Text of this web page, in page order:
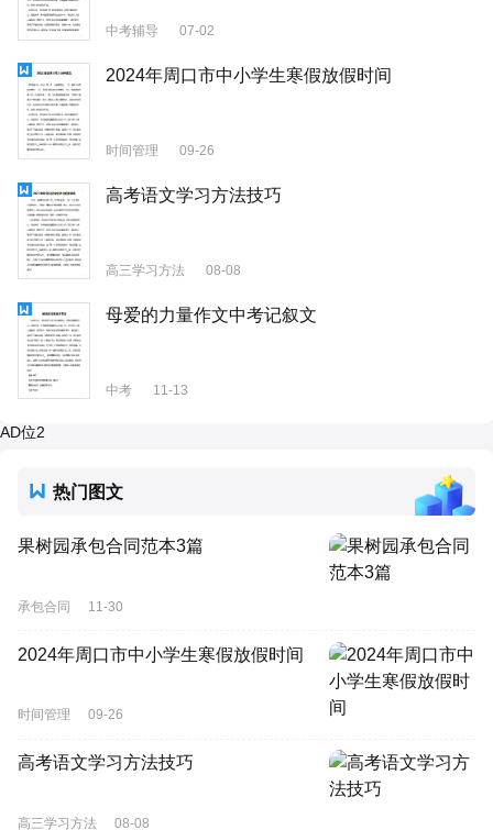
中考辅导 07-02
2024年周口市中小学生寒假放假时间
时间管理 09-26
高考语文学习方法技巧
高三学习方法 08-08
母爱的力量作文中考记叙文
中考 11-13
AD位2
热门图文
果树园承包合同范本3篇
承包合同 11-30
2024年周口市中小学生寒假放假时间
时间管理 09-26
高考语文学习方法技巧
高三学习方法 08-08